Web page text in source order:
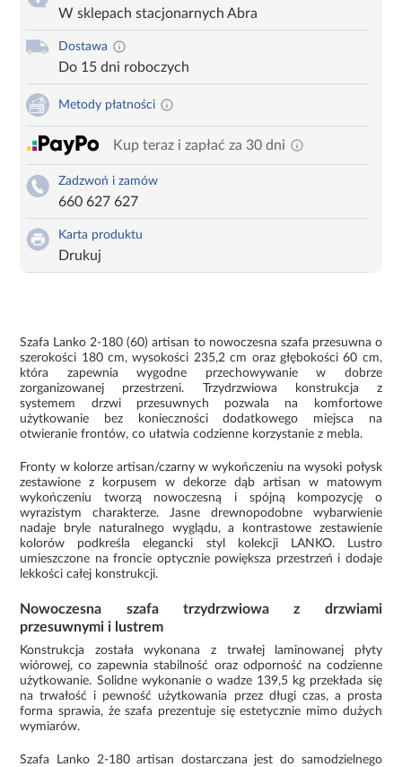
W sklepach stacjonarnych Abra
Dostawa
Do 15 dni roboczych
Metody płatności
Kup teraz i zapłać za 30 dni
Zadzwoń i zamów
660 627 627
Karta produktu
Drukuj
Szafa Lanko 2-180 (60) artisan to nowoczesna szafa przesuwna o
szerokości 180 cm, wysokości 235,2 cm oraz głębokości 60 cm,
która zapewnia wygodne przechowywanie w dobrze
zorganizowanej przestrzeni. Trzydrzwiowa konstrukcja z
systemem drzwi przesuwnych pozwala na komfortowe
użytkowanie bez konieczności dodatkowego miejsca na
otwieranie frontów, co ułatwia codzienne korzystanie z mebla.
Fronty w kolorze artisan/czarny w wykończeniu na wysoki połysk
zestawione z korpusem w dekorze dąb artisan w matowym
wykończeniu tworzą nowoczesną i spójną kompozycję o
wyrazistym charakterze. Jasne drewnopodobne wybarwienie
nadaje bryle naturalnego wyglądu, a kontrastowe zestawienie
kolorów podkreśla elegancki styl kolekcji LANKO. Lustro
umieszczone na froncie optycznie powiększa przestrzeń i dodaje
lekkości całej konstrukcji.
Nowoczesna szafa trzydrzwiowa z drzwiami
przesuwnymi i lustrem
Konstrukcja została wykonana z trwałej laminowanej płyty
wiórowej, co zapewnia stabilność oraz odporność na codzienne
użytkowanie. Solidne wykonanie o wadze 139,5 kg przekłada się
na trwałość i pewność użytkowania przez długi czas, a prosta
forma sprawia, że szafa prezentuje się estetycznie mimo dużych
wymiarów.
Szafa Lanko 2-180 artisan dostarczana jest do samodzielnego